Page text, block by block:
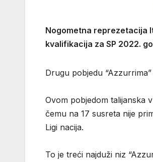
Nogometna reprezetacija
kvalifikacija za SP 2022.
Drugu pobjedu
Ovom pobjedom talijanska
čemu na 17 susreta nije
Ligi nacija.
To je treći najduži niz